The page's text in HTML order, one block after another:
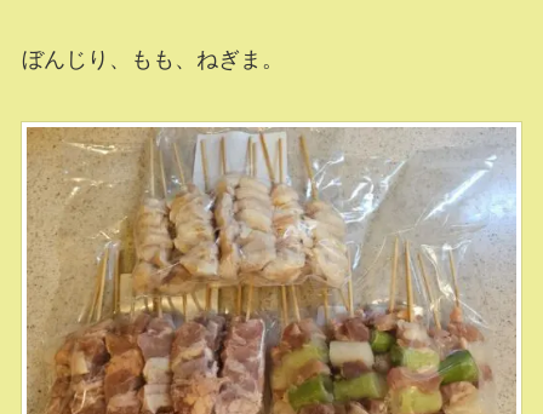
ぼんじり、もも、ねぎま。